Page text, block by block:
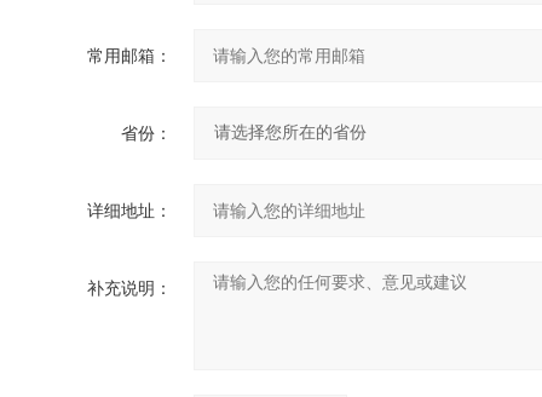
常用邮箱：
省份：
详细地址：
补充说明：